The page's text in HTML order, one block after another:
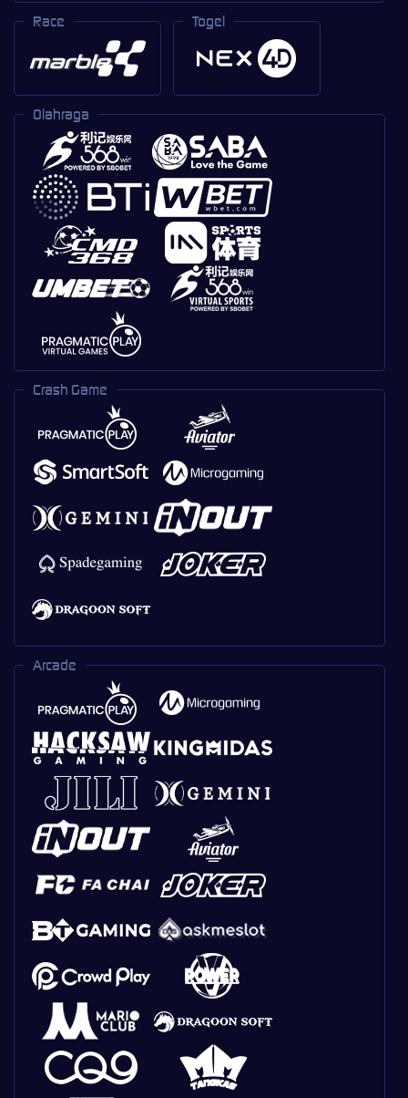
Race Togel
Olahraga
Crash Game
Arcade